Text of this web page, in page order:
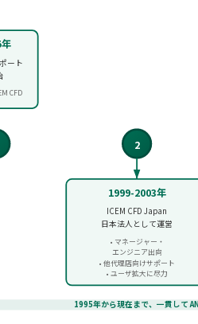
ート
CFD
2
1999-2003年
ICEM CFD Japan
日本法人として運営
• マネージャー・
エンジニア出向
• 他代理店向けサポート
• ユーザ拡大に尽力
1995年から現在まで、一貫して